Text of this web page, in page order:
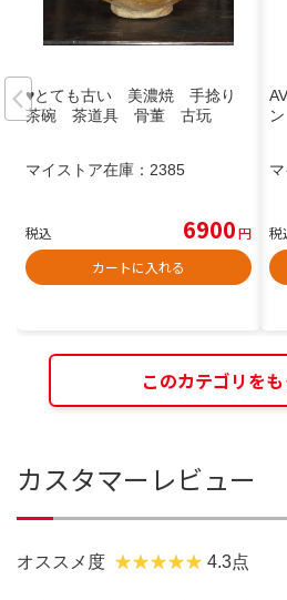
♥とても古い 美濃焼 手捻り
茶碗 茶道具 骨董 古玩
マイストア在庫： 2385
税込 6900円
カートに入れる
税
このカテゴリを
カスタマーレビュー
オススメ度 4.3点